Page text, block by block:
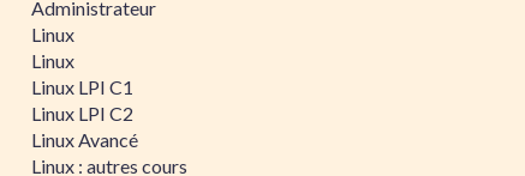
Administrateur
Linux
Linux
Linux LPI C1
Linux LPI C2
Linux Avancé
Linux : autres cours